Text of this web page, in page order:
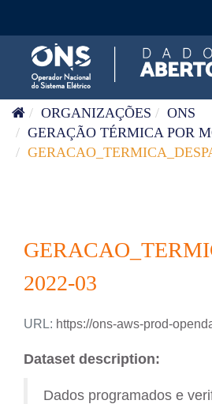
ORGANIZAÇÕES
ONS
GERAÇÃO TÉRMICA POR
2022-03
URL: https://ons-aws-prod-opendata.s3.amazonaws.com/dataset/
Dataset description:
Dados programados e